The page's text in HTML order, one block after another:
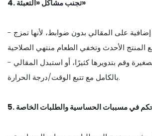
4. تجنب مشاكل «التعبئة»
- تجنبي وضع طبقة إضافية على المقالي بدون ضوابط، لأنها تمزج
- استخدم المقالي الصغيرة وقم بتدويرها كثيرًا، أو استبدل المقالي
بالكامل مع تتبع الوقت/درجة الحرارة.
في مسببات الحساسية والطلبات الخاصة